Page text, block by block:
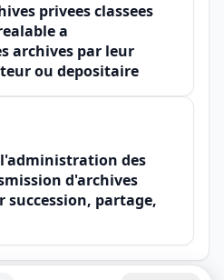
privees classees
a
archives par leur
ou depositaire
des
d'archives
succession, partage,